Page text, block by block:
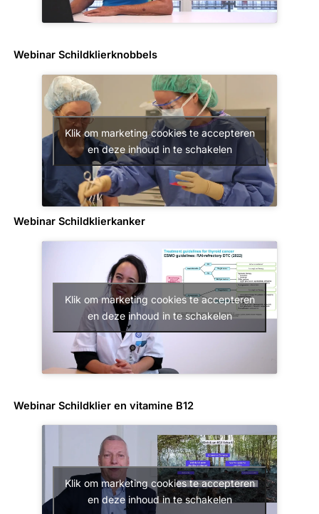
Webinar Schildklierknobbels
Klik om marketing cookies te accepteren
en deze inhoud in te schakelen
Webinar Schildklierkanker
Klik om marketing cookies te accepteren
en deze inhoud in te schakelen
Webinar Schildklier en vitamine B12
Klik om marketing cookies te accepteren
en deze inhoud in te schakelen